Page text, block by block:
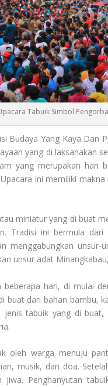
Tabuik Simbol
Budaya Yang Kaya Dan
yang di laksanakan
yang merupakan hari
ini memiliki
miniatur yang di buat
Tradisi ini bermula
menggabungkan
unsur adat
hari, di mulai
buat dari bahan bambu,
tabuik yang di buat,
oleh warga menuju
musik, dan doa.
jiwa. Penghanyutan